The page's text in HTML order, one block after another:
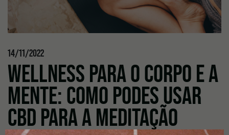
14/11/2022
WELLNESS PARA O CORPO E A
MENTE: COMO PODES USAR
CBD PARA A MEDITAÇÃO